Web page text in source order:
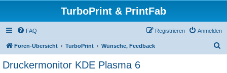
TurboPrint & PrintFab
FAQ Anmelden
Registrieren
Foren-Übersicht TurboPrint Wünsche, Feedback
Druckermonitor KDE Plasma 6